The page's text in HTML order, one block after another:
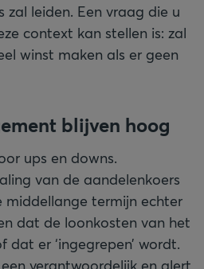
zal leiden. Een vraag die u
context kan stellen is: zal
winst maken als er geen
blijven hoog
ups en downs.
van de aandelenkoers
termijn echter
dat de loonkosten van het
er ‘ingegrepen’ wordt.
verantwoordelijk en alert